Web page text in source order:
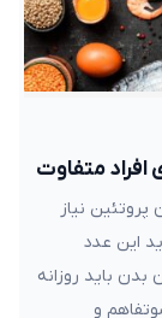
افراد متفاوت
نیاز
این عدد
باید روزانه
و